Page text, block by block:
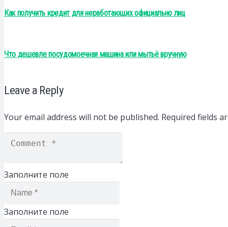
Как получить кредит для неработающих официально лиц
Что дешевле посудомоечная машина или мытьё вручную
Leave a Reply
Your email address will not be published. Required fields
Заполните поле
Заполните поле